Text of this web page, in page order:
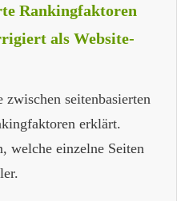
Rankingfaktoren
als Website-
seitenbasierten
erklärt.
welche einzelne Seiten